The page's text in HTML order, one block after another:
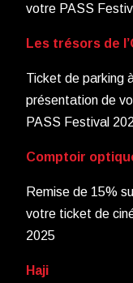
votre PASS
Les trésors de
Ticket de parking
présentation de
PASS Festival
Comptoir
Remise de 15%
votre ticket de
2025
Haji